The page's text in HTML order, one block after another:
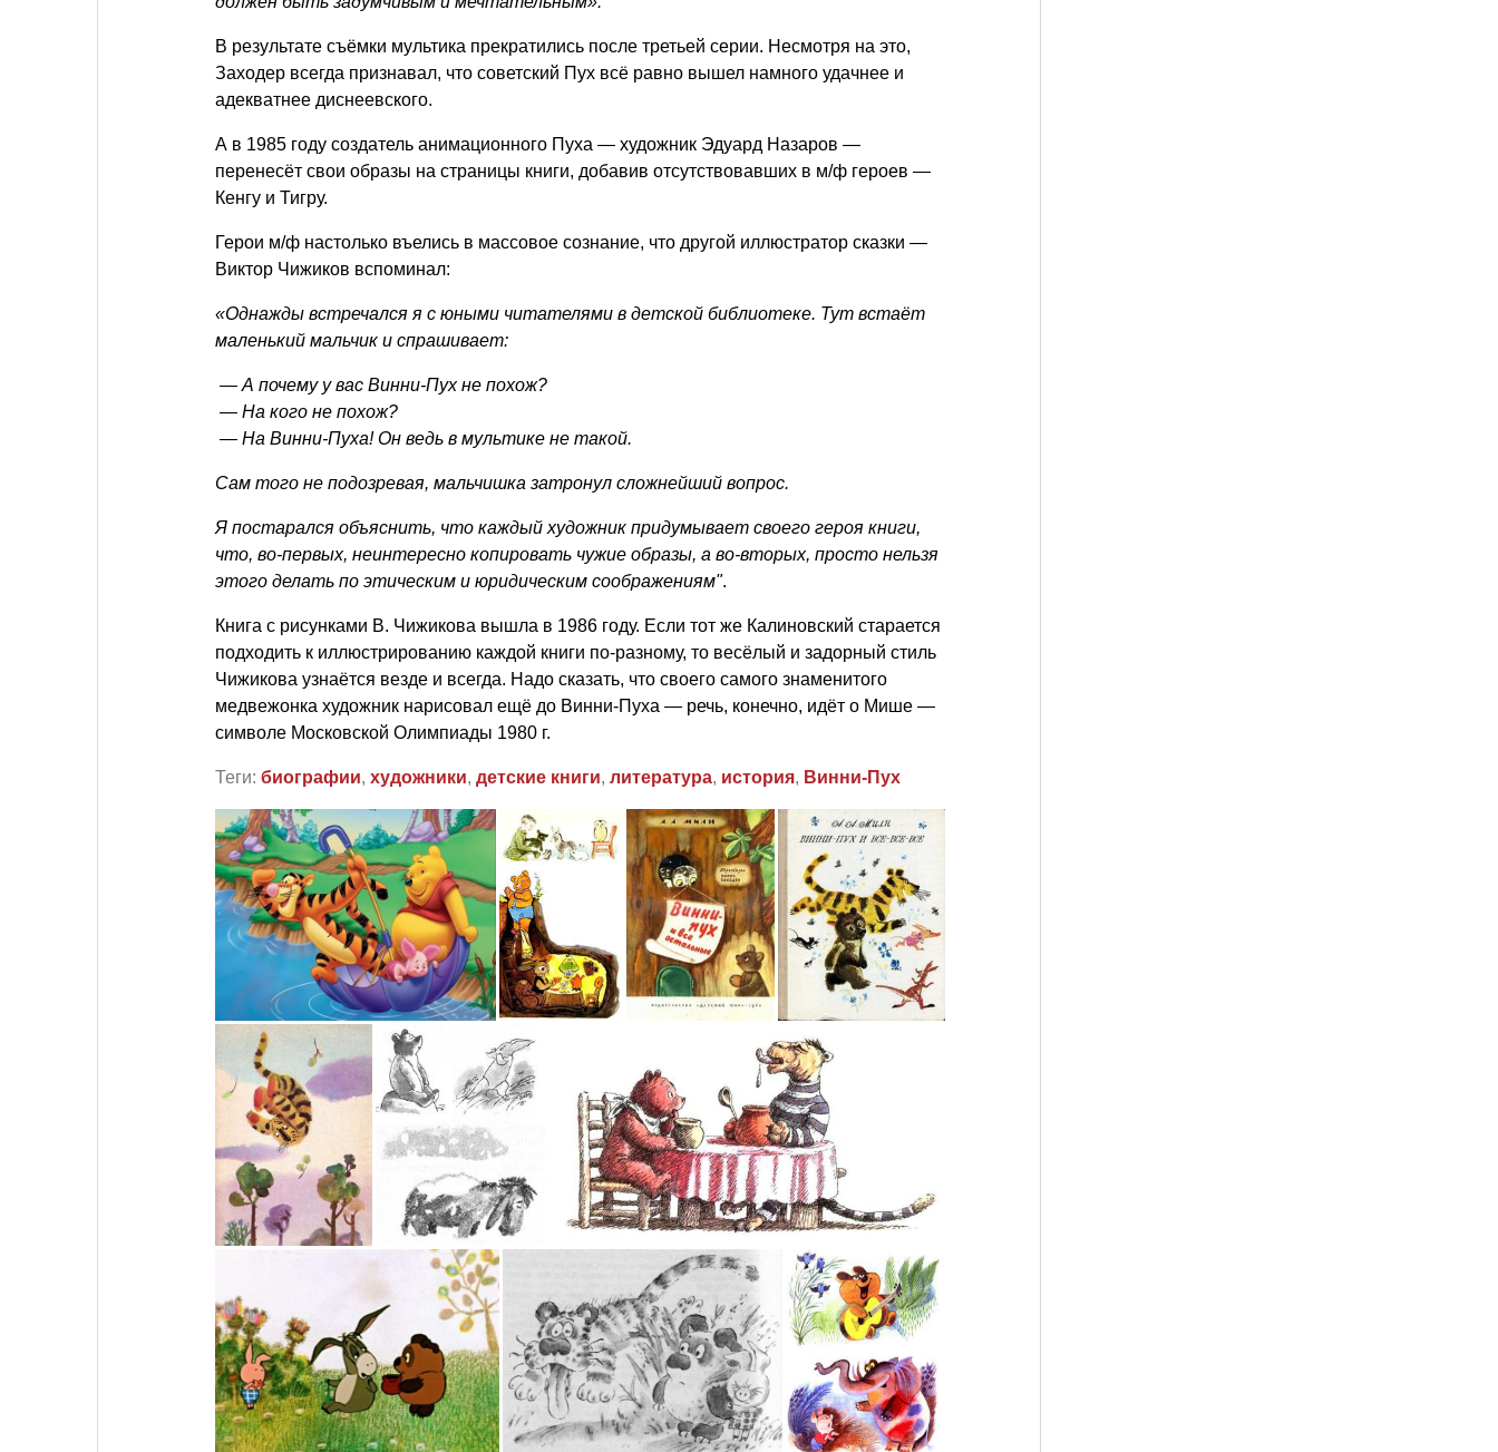
В результате съёмки мультика прекратились после третьей серии. Несмотря на это,
Заходер всегда признавал, что советский Пух всё равно вышел намного удачнее и
адекватнее диснеевского.
А в 1985 году создатель анимационного Пуха — художник Эдуард Назаров —
перенесёт свои образы на страницы книги, добавив отсутствовавших в м/ф героев —
Кенгу и Тигру.
Герои м/ф настолько въелись в массовое сознание, что другой иллюстратор сказки —
Виктор Чижиков вспоминал:
«Однажды встречался я с юными читателями в детской библиотеке. Тут встаёт
маленький мальчик и спрашивает:
— А почему у вас Винни-Пух не похож?
— На кого не похож?
— На Винни-Пуха! Он ведь в мультике не такой.
Сам того не подозревая, мальчишка затронул сложнейший вопрос.
Я постарался объяснить, что каждый художник придумывает своего героя книги,
что, во-первых, неинтересно копировать чужие образы, а во-вторых, просто нельзя
этого делать по этическим и юридическим соображениям".
Книга с рисунками В. Чижикова вышла в 1986 году. Если тот же Калиновский старается
подходить к иллюстрированию каждой книги по-разному, то весёлый и задорный стиль
Чижикова узнаётся везде и всегда. Надо сказать, что своего самого знаменитого
медвежонка художник нарисовал ещё до Винни-Пуха — речь, конечно, идёт о Мише —
символе Московской Олимпиады 1980 г.
Теги: биографии, художники, детские книги, литература, история, Винни-Пух